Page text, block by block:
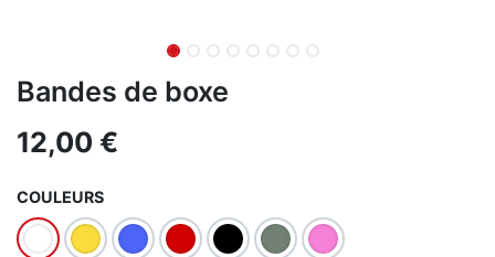
Bandes de boxe
12,00 €
COULEURS